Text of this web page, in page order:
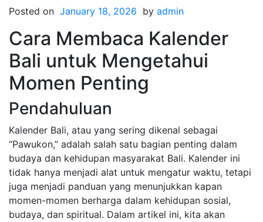
Posted on January 18, 2026 by admin
Cara Membaca Kalender
Bali untuk Mengetahui
Momen Penting
Pendahuluan
Kalender Bali, atau yang sering dikenal sebagai
“Pawukon,” adalah salah satu bagian penting dalam
budaya dan kehidupan masyarakat Bali. Kalender ini
tidak hanya menjadi alat untuk mengatur waktu, tetapi
juga menjadi panduan yang menunjukkan kapan
momen-momen berharga dalam kehidupan sosial,
budaya, dan spiritual. Dalam artikel ini, kita akan